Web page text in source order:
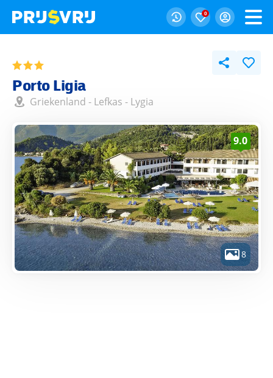
0
Porto Ligia
Griekenland - Lefkas - Lygia
8
9.0